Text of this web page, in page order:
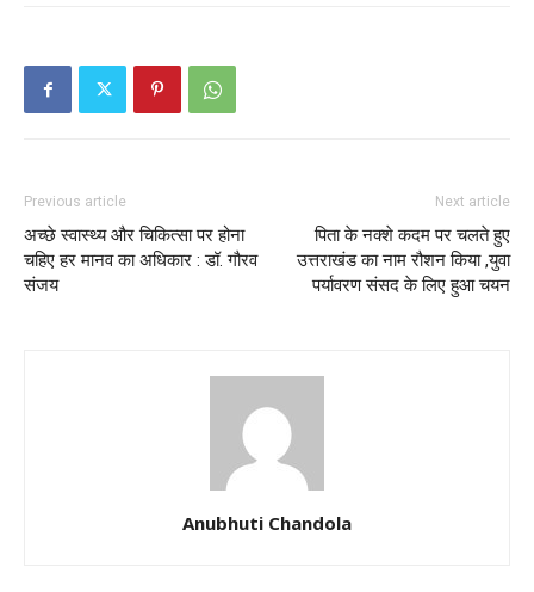
Previous article
अच्छे स्वास्थ्य और चिकित्सा पर होना
चहिए हर मानव का अधिकार : डॉ. गौरव
संजय
Next article
पिता के नक्शे कदम पर चलते हुए
उत्तराखंड का नाम रौशन किया ,युवा
पर्यावरण संसद के लिए हुआ चयन
Anubhuti Chandola